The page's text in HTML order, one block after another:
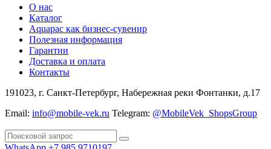
О нас
Каталог
Aquapac как бизнес-сувенир
Полезная информация
Гарантии
Доставка и оплата
Контакты
191023, г. Санкт-Петербург, Набережная реки Фонтанки, д.17
Email: info@mobile-vek.ru Telegram: @MobileVek_ShopsGroup